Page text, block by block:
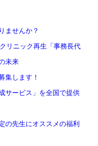
ませんか？
リニック再生「事務長代
未来
集します！
サービス」を全国で提供
の先生にオススメの福利